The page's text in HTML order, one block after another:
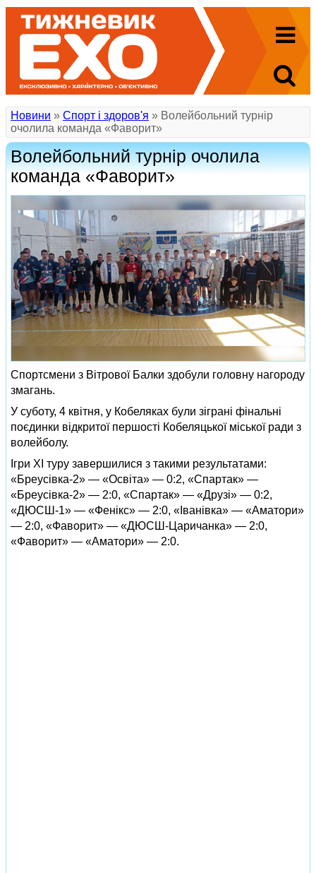
Новини » Спорт і здоров'я » Волейбольний турнір
очолила команда «Фаворит»
Волейбольний турнір очолила
команда «Фаворит»
Спортсмени з Вітрової Балки здобули головну нагороду
змагань.
У суботу, 4 квітня, у Кобеляках були зіграні фінальні
поєдинки відкритої першості Кобеляцької міської ради з
волейболу.
Ігри ХІ туру завершилися з такими результатами:
«Бреусівка-2» — «Освіта» — 0:2, «Спартак» —
«Бреусівка-2» — 2:0, «Спартак» — «Друзі» — 0:2,
«ДЮСШ-1» — «Фенікс» — 2:0, «Іванівка» — «Аматори»
— 2:0, «Фаворит» — «ДЮСШ-Царичанка» — 2:0,
«Фаворит» — «Аматори» — 2:0.